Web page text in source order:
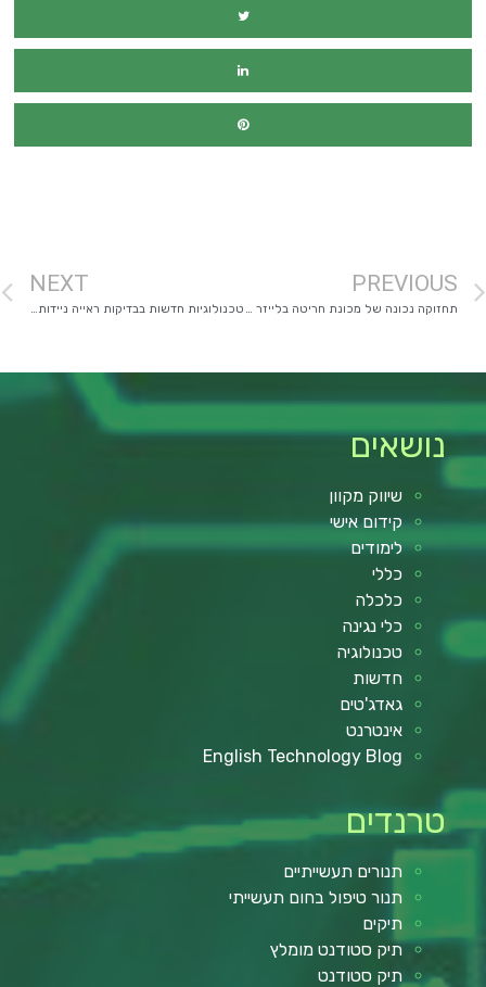
PREVIOUS
תחזוקה נכונה של מכונת חריטה בלייזר – הארכת חיי המכשיר ושמירה על איכות
NEXT
טכנולוגיות חדשות בבדיקות ראייה ניידות: כשמרפאה נכנסת לתיק
נושאים
שיווק מקוון
קידום אישי
לימודים
כללי
כלכלה
כלי נגינה
טכנולוגיה
חדשות
גאדג'טים
אינטרנט
English Technology Blog
טרנדים
תנורים תעשייתיים
תנור טיפול בחום תעשייתי
תיקים
תיק סטודנט מומלץ
תיק סטודנט